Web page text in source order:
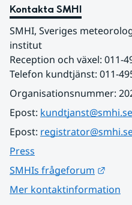
Kontakta SMHI
SMHI, Sveriges
institut
Reception och växel: 011-
Telefon kundtjänst: 011-
Organisationsnummer:
Epost: kundtjanst@smhi.se
Epost:
Press
SMHIs frågeforum
Mer kontaktinformation